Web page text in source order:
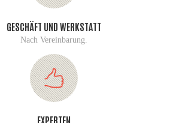
GESCHÄFT UND WERKSTATT
Nach Vereinbarung.
EXPERTEN